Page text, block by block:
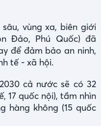
vùng xa, biên giới
Đảo, Phú Quốc) đã
để đảm bảo an ninh,
tế - xã hội.
cả nước sẽ có 32
17 quốc nội), tầm nhìn
hàng không (15 quốc